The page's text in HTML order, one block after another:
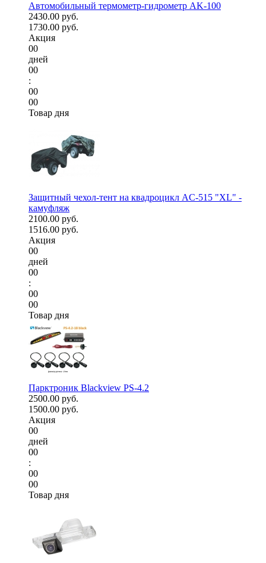
Автомобильный термометр-гидрометр AK-100
2430.00 руб.
1730.00 руб.
Акция
00
дней
00
:
00
00
Товар дня
Защитный чехол-тент на квадроцикл AC-515 "XL" -
камуфляж
2100.00 руб.
1516.00 руб.
Акция
00
дней
00
:
00
00
Товар дня
Парктроник Blackview PS-4.2
2500.00 руб.
1500.00 руб.
Акция
00
дней
00
:
00
00
Товар дня